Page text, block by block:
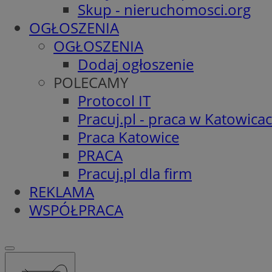
Skup - nieruchomosci.org
OGŁOSZENIA
OGŁOSZENIA
Dodaj ogłoszenie
POLECAMY
Protocol IT
Pracuj.pl - praca w
Praca Katowice
PRACA
Pracuj.pl dla firm
REKLAMA
WSPÓŁPRACA